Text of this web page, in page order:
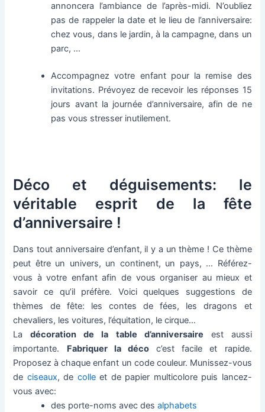
annoncera l’ambiance de l’après-midi. N’oubliez
pas de rappeler la date et le lieu de l’anniversaire:
chez vous, dans le jardin, à la campagne, dans un
parc, …
Accompagnez votre enfant pour la remise des
invitations. Prévoyez de recevoir les réponses 15
jours avant la journée d’anniversaire, afin de ne
pas vous stresser inutilement.
Déco et déguisements: le
véritable esprit de la fête
d’anniversaire !
Dans tout anniversaire d’enfant, il y a un thème ! Ce thème
peut être un univers, un continent, un pays, … Référez-
vous à votre enfant afin de vous organiser au mieux et
savoir ce qu’il préfère. Voici quelques suggestions de
thèmes de fête: les contes de fées, les dragons et
chevaliers, les voitures, l’équitation, le cirque…
Ladécoration de la table d’anniversaire est aussi
importante. Fabriquer la décoc’est facile et rapide.
Proposez à chaque enfant un code couleur. Munissez-vous
de ciseaux, de colleet de papier multicolore puis lancez-
vous avec:
des porte-noms avec desalphabets